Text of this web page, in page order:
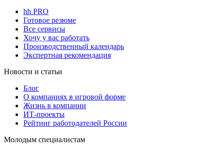
hh PRO
Готовое резюме
Все сервисы
Хочу у вас работать
Производственный календарь
Экспертная рекомендация
Новости и статьи
Блог
О компаниях в игровой форме
Жизнь в компании
ИТ-проекты
Рейтинг работодателей России
Молодым специалистам